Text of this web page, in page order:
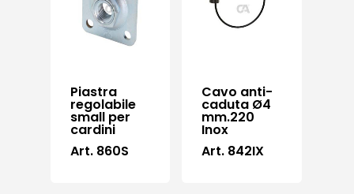
Piastra
regolabile
small per
cardini
Art. 860S
Cavo anti-
caduta Ø4
mm.220
Inox
Art. 842IX